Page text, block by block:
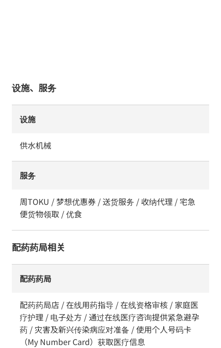
设施、服务
设施
供水机械
服务
周TOKU / 梦想优惠券 / 送货服务 / 收纳代理 / 宅急
便货物领取 / 优食
配药药局相关
配药药局
配药药局店 / 在线用药指导 / 在线资格审核 / 家庭医
疗护理 / 电子处方 / 通过在线医疗咨询提供紧急避孕
药 / 灾害及新兴传染病应对准备 / 使用个人号码卡
（My Number Card）获取医疗信息